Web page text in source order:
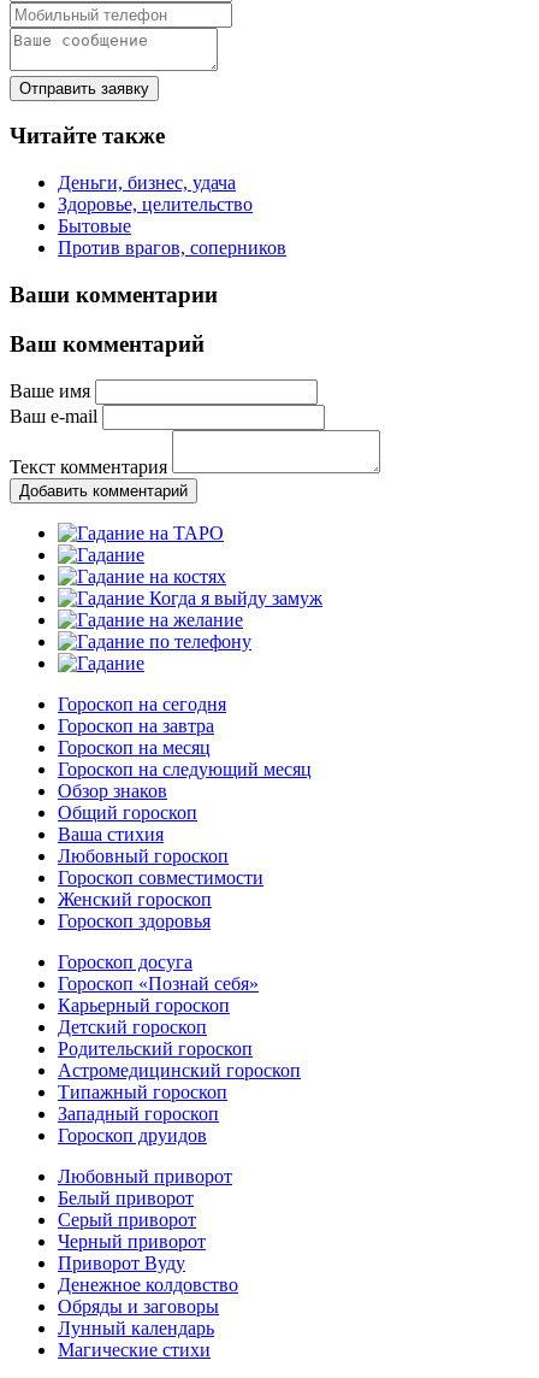
Отправить заявку
Читайте также
Деньги, бизнес, удача
Здоровье, целительство
Бытовые
Против врагов, соперников
Ваши комментарии
Ваш комментарий
Ваше имя
Ваш e-mail
Текст комментария
Добавить комментарий
Гороскоп на сегодня
Гороскоп на завтра
Гороскоп на месяц
Гороскоп на следующий месяц
Обзор знаков
Общий гороскоп
Ваша стихия
Любовный гороскоп
Гороскоп совместимости
Женский гороскоп
Гороскоп здоровья
Гороскоп досуга
Гороскоп «Познай себя»
Карьерный гороскоп
Детский гороскоп
Родительский гороскоп
Астромедицинский гороскоп
Типажный гороскоп
Западный гороскоп
Гороскоп друидов
Любовный приворот
Белый приворот
Серый приворот
Черный приворот
Приворот Вуду
Денежное колдовство
Обряды и заговоры
Лунный календарь
Магические стихи